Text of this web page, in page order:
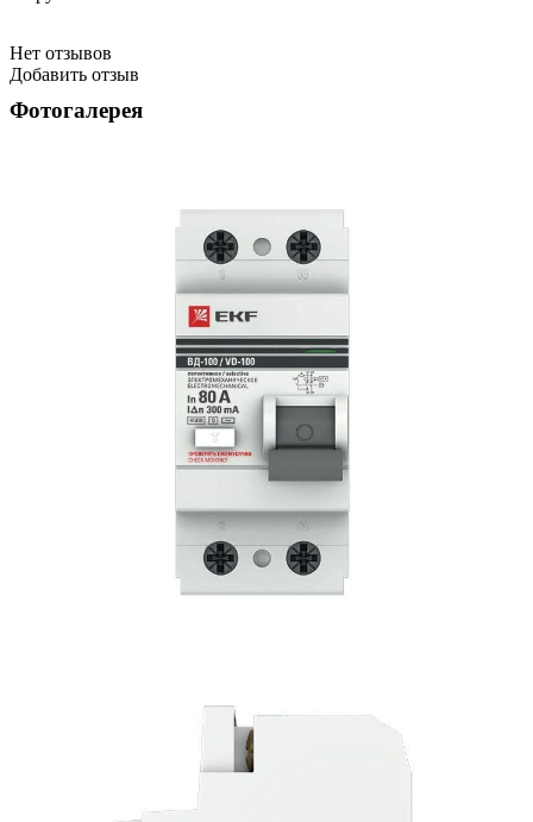
Нет отзывов
Добавить отзыв
Фотогалерея